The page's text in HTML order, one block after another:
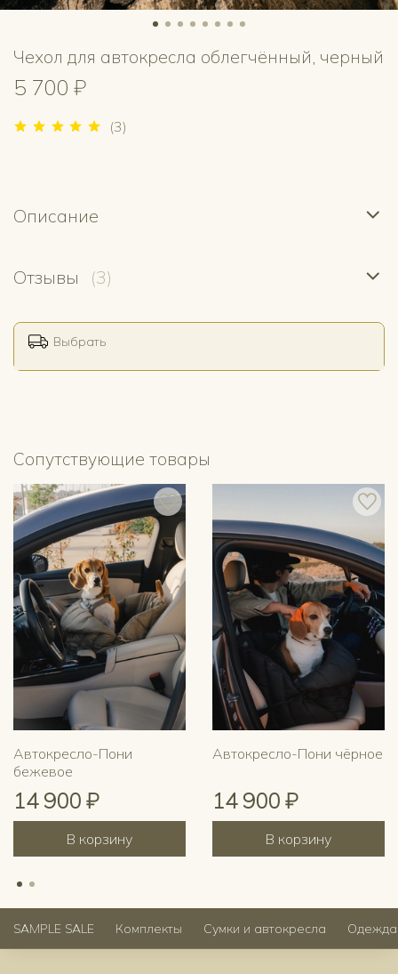
(3)
Чехол для автокресла облегчённый, черный
5 700 ₽
Описание
Отзывы (3)
Выбрать
Сопутствующие товары
Автокресло-Пони
бежевое
14 900 ₽
В корзину
Автокресло-Пони чёрное
14 900 ₽
В корзину
SAMPLE SALE Комплекты Сумки и автокресла Одежда